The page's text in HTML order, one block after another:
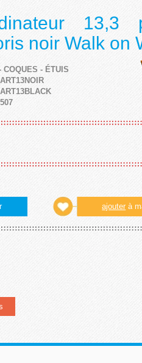
13,3
noir Walk on
COQUES - ÉTUIS
ajouter à